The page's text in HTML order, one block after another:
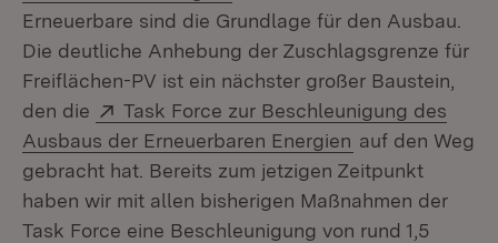
Erneuerbare sind die Grundlage für den Ausbau.
Die deutliche Anhebung der Zuschlagsgrenze für
Freiflächen-PV ist ein nächster großer Baustein,
den die
Extern:
Task Force zur Beschleunigung des
Ausbaus der Erneuerbaren Energien (Öffnet in
auf den Weg
gebracht hat. Bereits zum jetzigen Zeitpunkt
haben wir mit allen bisherigen Maßnahmen der
Task Force eine Beschleunigung von rund 1,5